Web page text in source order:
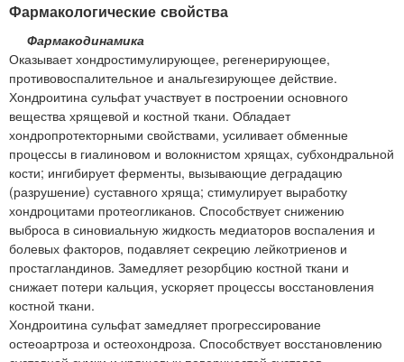
Фармакологические свойства
Фармакодинамика
Оказывает хондростимулирующее, регенерирующее,
противовоспалительное и анальгезирующее действие.
Хондроитина сульфат участвует в построении основного
вещества хрящевой и костной ткани. Обладает
хондропротекторными свойствами, усиливает обменные
процессы в гиалиновом и волокнистом хрящах, субхондральной
кости; ингибирует ферменты, вызывающие деградацию
(разрушение) суставного хряща; стимулирует выработку
хондроцитами протеогликанов. Способствует снижению
выброса в синовиальную жидкость медиаторов воспаления и
болевых факторов, подавляет секрецию лейкотриенов и
простагландинов. Замедляет резорбцию костной ткани и
снижает потери кальция, ускоряет процессы восстановления
костной ткани.
Хондроитина сульфат замедляет прогрессирование
остеоартроза и остеохондроза. Способствует восстановлению